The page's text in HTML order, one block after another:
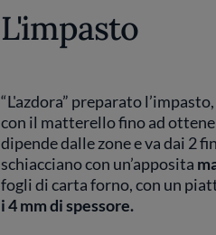
L'impasto
“L'azdora” preparato
con il matterello fino ad
dipende dalle zone e va dai 2
schiacciano con un’apposita
fogli di carta forno, con un
i 4 mm di spessore.